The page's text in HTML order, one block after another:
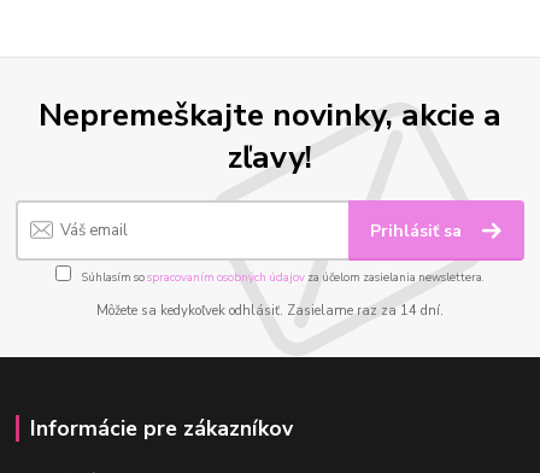
Nepremeškajte novinky, akcie a
zľavy!
Prihlásiť sa
Súhlasím sospracovaním osobných údajov za účelom zasielania newslettera.
Môžete sa kedykoľvek odhlásiť. Zasielame raz za 14 dní.
Informácie pre zákazníkov